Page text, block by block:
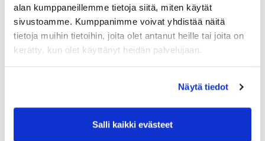
alan kumppaneillemme tietoja siitä, miten käytät
sivustoamme. Kumppanimme voivat yhdistää näitä
tietoja muihin tietoihin, joita olet antanut heille tai joita on
kerätty, kun olet käyttänyt heidän palvelujaan.
Näytä tiedot
Salli kaikki evästeet